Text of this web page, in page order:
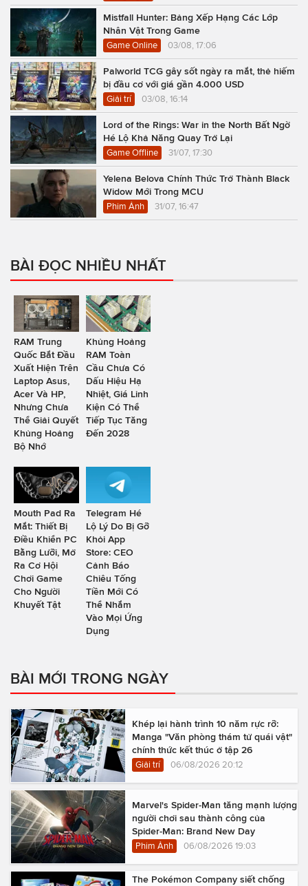
Mistfall Hunter: Bảng Xếp Hạng Các Lớp
Nhân Vật Trong Game
Game Online 03/08, 17:06
Palworld TCG gây sốt ngày ra mắt, thẻ hiếm
bị đầu cơ với giá gần 4.000 USD
Giải trí 03/08, 16:14
Lord of the Rings: War in the North Bất Ngờ
Hé Lộ Khả Năng Quay Trở Lại
Game Offline 31/07, 17:30
Yelena Belova Chính Thức Trở Thành Black
Widow Mới Trong MCU
Phim Ảnh 31/07, 16:47
BÀI ĐỌC NHIỀU NHẤT
RAM Trung
Quốc Bắt Đầu
Xuất Hiện Trên
Laptop Asus,
Acer Và HP,
Nhưng Chưa
Thể Giải Quyết
Khủng Hoảng
Bộ Nhớ
Khủng Hoảng
RAM Toàn
Cầu Chưa Có
Dấu Hiệu Hạ
Nhiệt, Giá Linh
Kiện Có Thể
Tiếp Tục Tăng
Đến 2028
Mouth Pad Ra
Mắt: Thiết Bị
Điều Khiển PC
Bằng Lưỡi, Mở
Ra Cơ Hội
Chơi Game
Cho Người
Khuyết Tật
Telegram Hé
Lộ Lý Do Bị Gỡ
Khỏi App
Store: CEO
Cảnh Báo
Chiêu Tống
Tiền Mới Có
Thể Nhắm
Vào Mọi Ứng
Dụng
BÀI MỚI TRONG NGÀY
Khép lại hành trình 10 năm rực rỡ:
Manga "Văn phòng thám tử quái vật"
chính thức kết thúc ở tập 26
Giải trí 06/08/2026 20:12
Marvel's Spider-Man tăng mạnh lượng
người chơi sau thành công của
Spider-Man: Brand New Day
Phim Ảnh 06/08/2026 19:03
The Pokémon Company siết chống